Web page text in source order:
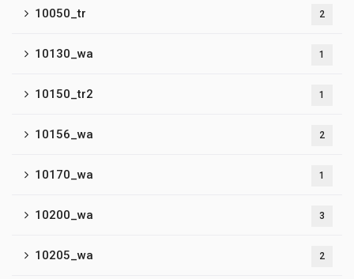
10050_tr 2
10130_wa 1
10150_tr2 1
10156_wa 2
10170_wa 1
10200_wa 3
10205_wa 2